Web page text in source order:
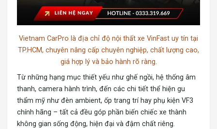
Vietnam CarPro là địa chỉ độ nội thất xe VinFast uy tín tại
TP.HCM, chuyên nâng cấp chuyên nghiệp, chất lượng cao,
giá hợp lý và bảo hành rõ ràng.
Từ những hạng mục thiết yếu như ghế ngồi, hệ thống âm
thanh, camera hành trình, đến các chi tiết thể hiện gu
thẩm mỹ như đèn ambient, ốp trang trí hay phụ kiện VF3
chính hãng – tất cả đều góp phần biến chiếc xe thành
không gian sống động, hiện đại và đậm chất riêng.